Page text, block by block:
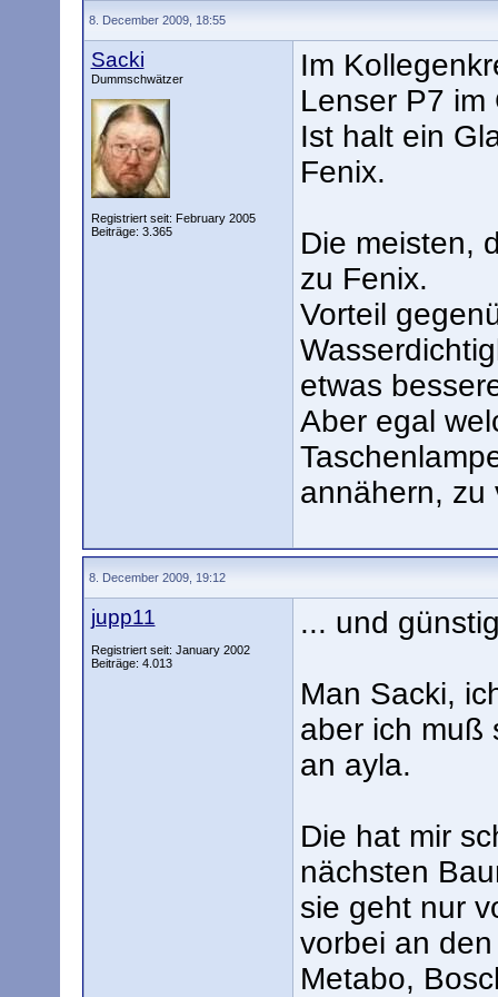
8. December 2009, 18:55
Sacki
Dummschwätzer
Registriert seit: February 2005
Beiträge: 3.365
Im
Lenser P7
Ist halt ein
Fenix.
Die meisten,
zu Fenix.
Vorteil
etwas
Aber egal
annähern, zu
8. December 2009, 19:12
jupp11
Registriert seit: January 2002
Beiträge: 4.013
... und
Man Sacki,
aber ich muß
an ayla.
Die hat mir
nächsten
sie geht nur
vorbei an
Metabo,